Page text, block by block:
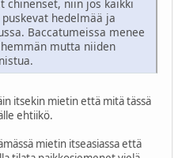
chinenset, niin jos kaikki
hedelmää ja
Baccatumeissa menee
mutta niiden
itsekin mietin että mitä tässä
ehtiikö.
mietin itseasiassa että